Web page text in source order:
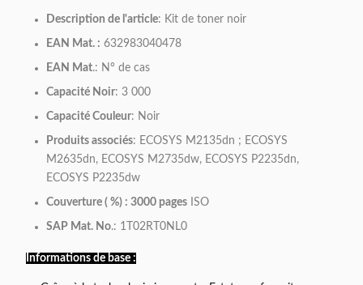
Description de l'article: Kit de toner noir
EAN Mat. : 632983040478
EAN Mat.: N° de cas
Capacité Noir: 3 000
Capacité Couleur: Noir
Produits associés: ECOSYS M2135dn ; ECOSYS
M2635dn, ECOSYS M2735dw, ECOSYS P2235dn,
ECOSYS P2235dw
Couverture ( %) : 3000 pages ISO
SAP Mat. No.: 1T02RT0NL0
Informations de base :